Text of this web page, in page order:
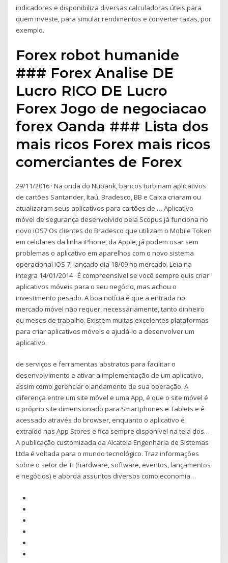
indicadores e disponibiliza diversas calculadoras úteis para
quem investe, para simular rendimentos e converter taxas, por
exemplo.
Forex robot humanide
### Forex Analise DE
Lucro RICO DE Lucro
Forex Jogo de negociacao
forex Oanda ### Lista dos
mais ricos Forex mais ricos
comerciantes de Forex
29/11/2016 · Na onda do Nubank, bancos turbinam aplicativos
de cartões Santander, Itaú, Bradesco, BB e Caixa criaram ou
atualizaram seus aplicativos para cartões de … Aplicativo
móvel de segurança desenvolvido pela Scopus já funciona no
novo iOS7 Os clientes do Bradesco que utilizam o Mobile Token
em celulares da linha iPhone, da Apple, já podem usar sem
problemas o aplicativo em aparelhos com o novo sistema
operacional iOS 7, lançado dia 18/09 no mercado. Leia na
íntegra 14/01/2014 · É compreensível se você sempre quis criar
aplicativos móveis para o seu negócio, mas achou o
investimento pesado. A boa notícia é que a entrada no
mercado móvel não requer, necessariamente, tanto dinheiro
ou meses de trabalho. Existem muitas excelentes plataformas
para criar aplicativos móveis e ajudá-lo a desenvolver um
aplicativo.
de serviços e ferramentas abstratos para facilitar o
desenvolvimento e ativar a implementação de um aplicativo,
assim como gerenciar o andamento de sua operação. A
diferença entre um site móvel e uma App, é que o site móvel é
o próprio site dimensionado para Smartphones e Tablets e é
acessado através do browser, enquanto o aplicativo é
extraído nas App Stores e fica sempre disponível na tela dos…
A publicação customizada da Alcateia Engenharia de Sistemas
Ltda é voltada para o mundo tecnológico. Traz informações
sobre o setor de TI (hardware, software, eventos, lançamentos
e negócios) e aborda assuntos diversos como economia…